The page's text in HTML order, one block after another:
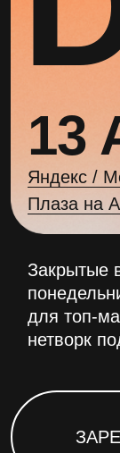
13
Яндекс /
Закрытые
для топ-
нетворк под
О